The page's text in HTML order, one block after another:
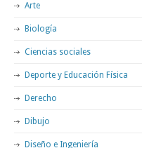
Arte
Biología
Ciencias sociales
Deporte y Educación Física
Derecho
Dibujo
Diseño e Ingeniería